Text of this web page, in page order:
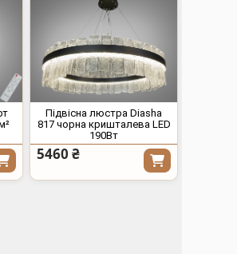
Підвісна люстра Diasha
817 чорна кришталева LED
190Вт
5460 ₴